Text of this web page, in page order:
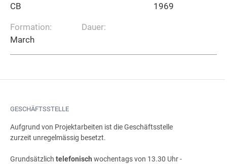
CB
Formation:
March
Dauer:
1969
GESCHÄFTSSTELLE
Aufgrund von Projektarbeiten ist die Geschäftsstelle
zurzeit unregelmässig besetzt.
Grundsätzlich telefonisch wochentags von 13.30 Uhr -